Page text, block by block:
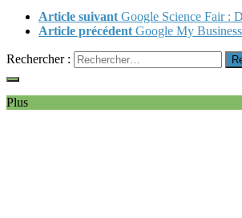
Article suivant Google Science Fair :
Article précédent Google My
Rechercher :
Plus